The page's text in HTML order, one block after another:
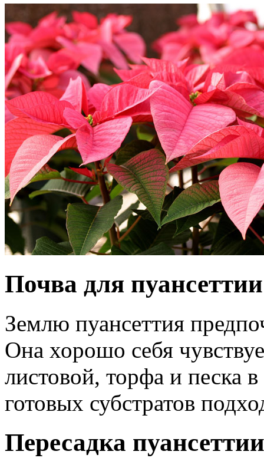
Почва для пуансеттии
Землю пуансеттия
Она хорошо себя
листовой, торфа и песка
готовых субстратов
Пересадка пуансеттии